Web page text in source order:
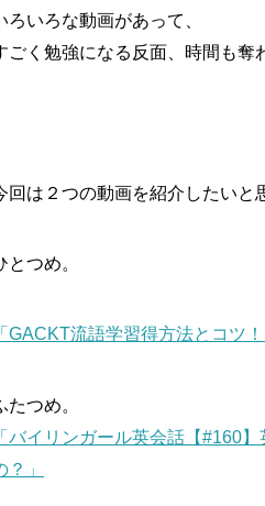
ろいろな動画があって、
ごく勉強になる反面、時間も奪
回は２つの動画を紹介したいと
とつめ。
「GACKT流語学習得方法とコツ
たつめ。
「バイリンガール英会話【#160
？」